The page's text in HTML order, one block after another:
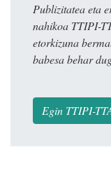
Publizitatea eta
nahikoa TTIPI-
etorkizuna
babesa behar
Egin TTIPI-